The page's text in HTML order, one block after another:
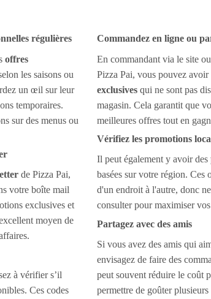
régulières
offres
les saisons ou
un œil sur leur
temporaires.
sur des menus ou
de Pizza Pai,
votre boîte mail
exclusives et
moyen de
à vérifier s’il
Ces codes
Commandez en ligne ou
En commandant via le site
Pizza Pai, vous pouvez avoir
exclusives qui ne sont pas
magasin. Cela garantit que
meilleures offres tout en
Vérifiez les promotions
Il peut également y avoir des
basées sur votre région. Ces
d'un endroit à l'autre, donc
consulter pour maximiser
Partagez avec des amis
Si vous avez des amis qui
envisagez de faire des
peut souvent réduire le coût
permettre de goûter